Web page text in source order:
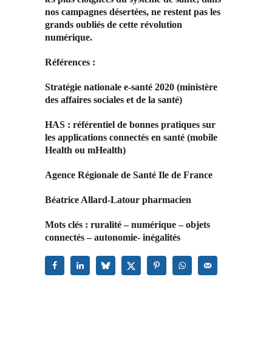
nos campagnes désertées, ne restent pas les
grands oubliés de cette révolution
numérique.
Références :
Stratégie nationale e-santé 2020 (ministère
des affaires sociales et de la santé)
HAS : référentiel de bonnes pratiques sur
les applications connectés en santé (mobile
Health ou mHealth)
Agence Régionale de Santé Ile de France
Béatrice Allard-Latour pharmacien
Mots clés : ruralité – numérique – objets
connectés – autonomie- inégalités